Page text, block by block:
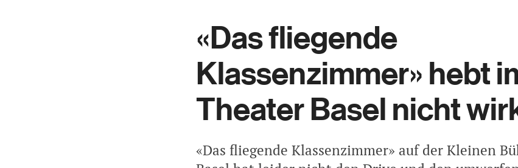
«Das fliegende
Klassenzimmer» hebt
Theater Basel nicht
«Das fliegende Klassenzimmer» auf der Kleinen